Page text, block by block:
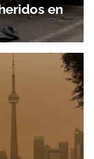
en